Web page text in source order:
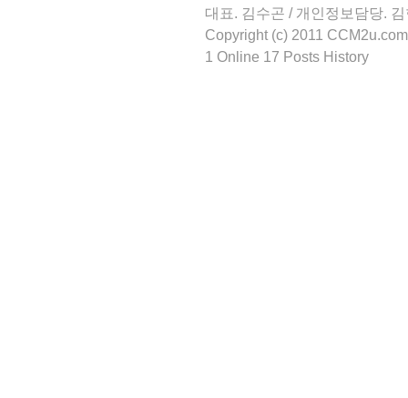
대표. 김수곤 / 개인정보담당.
Copyright (c) 2011
1 Online 17 Posts History